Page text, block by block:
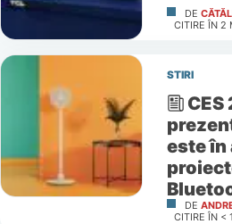
DE
CITIRE ÎN 2
STIRI
CES
este în
DE
CITIRE ÎN < 1